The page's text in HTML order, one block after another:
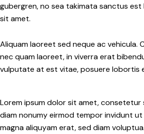
gubergren, no sea takimata sanctus est
sit amet.
Aliquam laoreet sed neque ac vehicula.
nec quam laoreet, in viverra erat
vulputate at est vitae, posuere lobortis
Lorem ipsum dolor sit amet, consetetur
diam nonumy eirmod tempor invidunt
magna aliquyam erat, sed diam